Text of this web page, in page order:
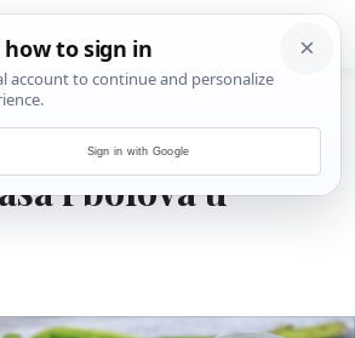
biljni melem
i bolova u
Sign in with Google